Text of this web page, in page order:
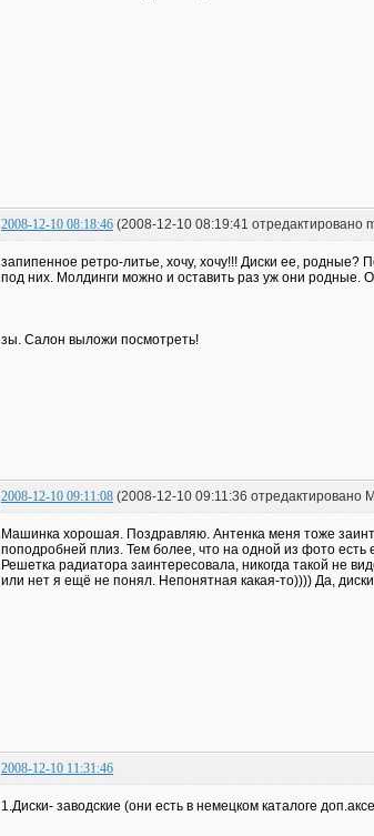
2008-12-10 08:18:46 (2008-12-10 08:19:41 отредактировано
запипенное ретро-литье, хочу, хочу!!! Диски ее, родные?
под них. Молдинги можно и оставить раз уж они родные.
зы. Салон выложи посмотреть!
2008-12-10 09:11:08 (2008-12-10 09:11:36 отредактировано
Машинка хорошая. Поздравляю. Антенка меня тоже
поподробней плиз. Тем более, что на одной из фото
Решетка радиатора заинтересовала, никогда такой не
или нет я ещё не понял. Непонятная какая-то)))) Да,
2008-12-10 11:31:46
1.Диски- заводские (они есть в немецком каталоге